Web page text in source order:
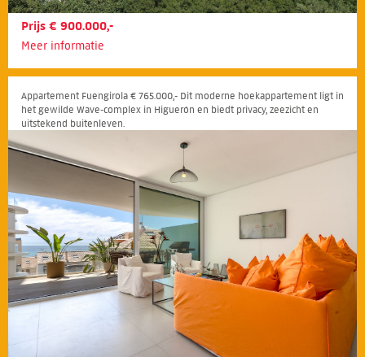
Prijs € 900.000,-
Meer informatie
Appartement Fuengirola € 765.000,- Dit moderne hoekappartement ligt in
het gewilde Wave-complex in Higuerón en biedt privacy, zeezicht en
uitstekend buitenleven.